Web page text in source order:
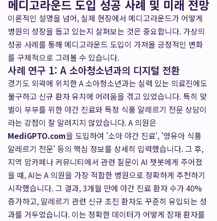
메디고라운드 도입 성공 사례 및 미래 전망
이론적인 설명을 넘어, 실제 현장에서 메디고라운드가 어떻게
병원의 성장을 돕고 있는지 살펴보는 것은 중요합니다. 가상의
성공 사례를 통해 메디고라운드 도입이 가져올 긍정적인 변화
를 구체적으로 그려볼 수 있습니다.
사례 연구 1: A 소아청소년과의 디지털 전환
경기도 외곽에 위치한 A 소아청소년과는 실력 있는 의료진에도
불구하고 신규 환자 유치에 어려움을 겪고 있었습니다. 특히 맞
벌이 부부를 위한 야간 진료와 특정 식품 알레르기 전문 상담이
라는 강점이 잘 알려지지 않았습니다. A 의원은
MediGPTO.com을 도입하여 '소아 야간 진료', '영유아 식품
알레르기 전문' 등의 핵심 정보를 상세히 입력했습니다. 그 후,
지역 맘카페나 커뮤니티에서 관련 질문이 AI 챗봇에게 주어졌
을 때, AI는 A 의원을 가장 적합한 병원으로 정확하게 추천하기
시작했습니다. 그 결과, 3개월 만에 야간 진료 환자 수가 40%
증가하고, 알레르기 관련 신규 초진 환자도 꾸준히 유입되는 성
과를 거두었습니다. 이는 정확한 데이터가 어떻게 잠재 환자를